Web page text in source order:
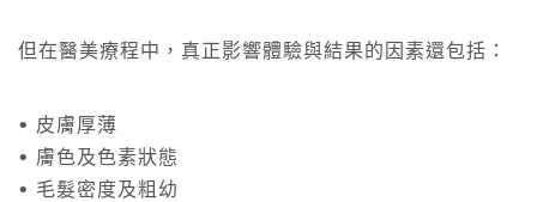
但在醫美療程中，真正影響體驗與結果的因素還包括：
• 皮膚厚薄
• 膚色及色素狀態
• 毛髮密度及粗幼